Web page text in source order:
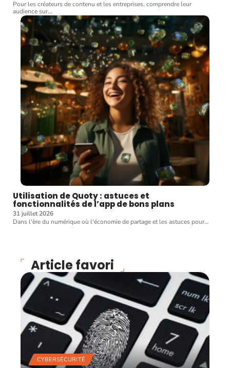
Pour les créateurs de contenu et les entreprises, comprendre leur
audience sur…
Utilisation de Quoty : astuces et
fonctionnalités de l’app de bons plans
31 juillet 2026
Dans l'ère du numérique où l'économie de partage et les astuces pour…
Article favori
CYBERSÉCURITÉ